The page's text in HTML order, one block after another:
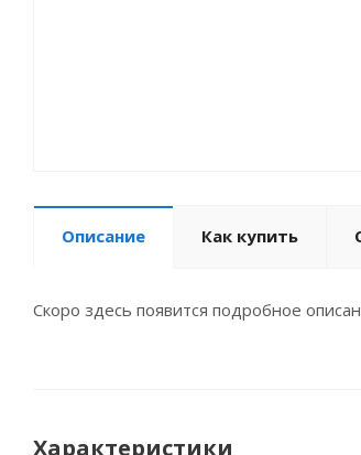
Описание Как купить
Скоро здесь появится подробное
Характеристики